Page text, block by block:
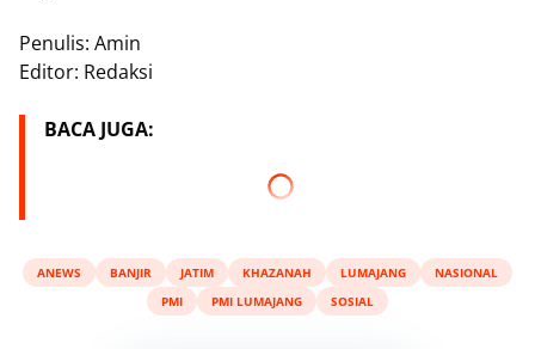
Penulis: Amin
Editor: Redaksi
BACA JUGA:
ANEWS BANJIR JATIM KHAZANAH LUMAJANG
NASIONAL
PMI
PMI LUMAJANG SOSIAL